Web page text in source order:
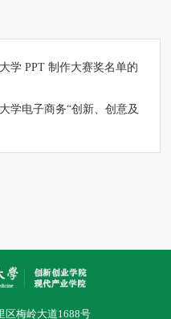
学 PPT 制作大赛奖名单的
学电子商务“创新、创意及
区梅岭大道1688号